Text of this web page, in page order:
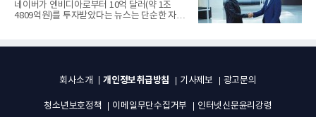
네이버가 엔비디아로부터 10억 달러(약 1조
4809억원)를 투자받았다는 뉴스는 단순한 자금
회사소개 개인정보취급방침 기사제보 광고문의
청소년보호정책 이메일무단수집거부 인터넷신문윤리강령